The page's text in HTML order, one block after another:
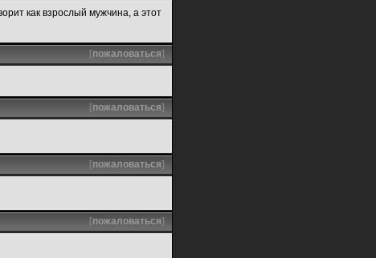
как взрослый мужчина, а этот
[пожаловаться]
[пожаловаться]
[пожаловаться]
[пожаловаться]